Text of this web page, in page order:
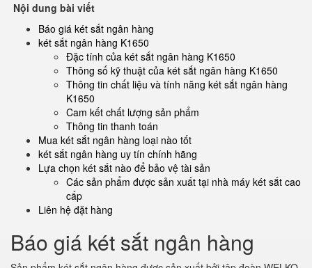
Nội dung bài viết
Báo giá két sắt ngân hàng
két sắt ngân hàng K1650
Đặc tính của két sắt ngân hàng K1650
Thông số kỹ thuật của két sắt ngân hàng K1650
Thông tin chất liệu và tính năng két sắt ngân hàng
K1650
Cam kết chất lượng sản phẩm
Thông tin thanh toán
Mua két sắt ngân hàng loại nào tốt
két sắt ngân hàng uy tín chính hãng
Lựa chọn két sắt nào để bảo vệ tài sản
Các sản phẩm được sản xuất tại nhà máy két sắt cao
cấp
Liên hệ đặt hàng
Báo giá két sắt ngân hàng